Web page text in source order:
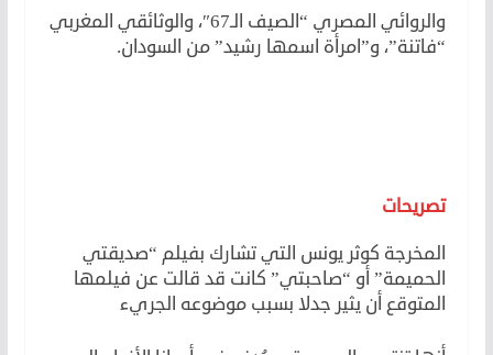
والروائي المصري “الصيف الـ67″، والوثائقي المغربي
“فاتنة”، و”امرأة اسمها رشيد” من السودان.
تصريحات
المخرجة كوثر يونس التي تشارك بفيلم “صديقتي
الحميمة” أو “صاحبتي” كانت قد قالت عن فيلمها
المتوقع أن يثير جدلا بسبب موضوعه الجريء